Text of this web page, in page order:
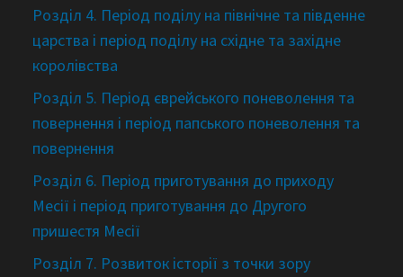
Розділ 4. Період поділу на північне та південне
царства і період поділу на східне та західне
королівства
Розділ 5. Період єврейського поневолення та
повернення і період папського поневолення та
повернення
Розділ 6. Період приготування до приходу
Месії і період приготування до Другого
пришестя Месії
Розділ 7. Розвиток історії з точки зору